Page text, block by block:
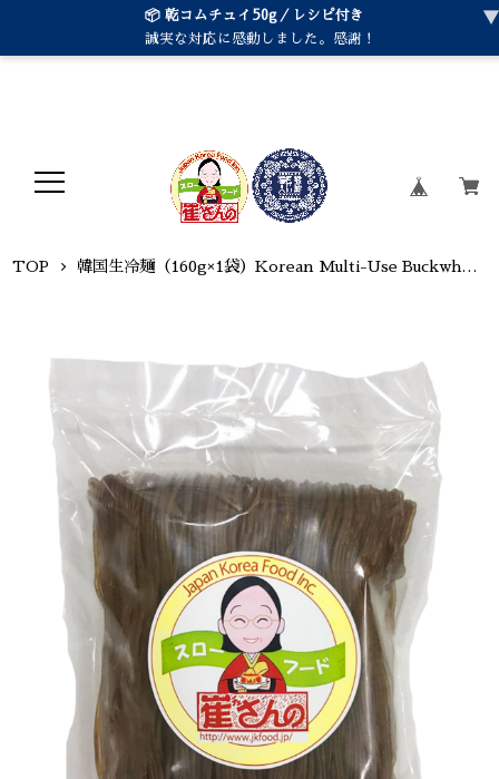
📦 乾コムチュイ50g／レシピ付き
誠実な対応に感動しました。感謝！
TOP 韓国生冷麺（160g×1袋）Korean Multi-Use Buckwheat Noodles（160g×１p）